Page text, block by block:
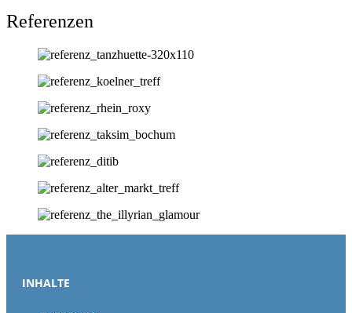
Referenzen
INHALTE